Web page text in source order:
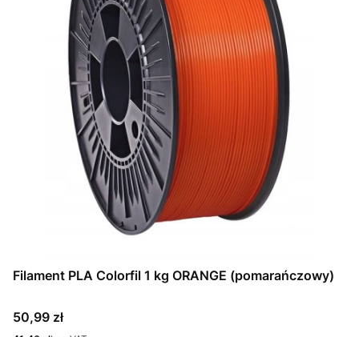
Filament PLA Colorfil 1 kg ORANGE (pomarańczowy)
Cena
50,99 zł